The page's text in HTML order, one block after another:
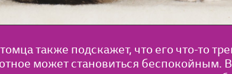
также подскажет, что его что-то
может становиться